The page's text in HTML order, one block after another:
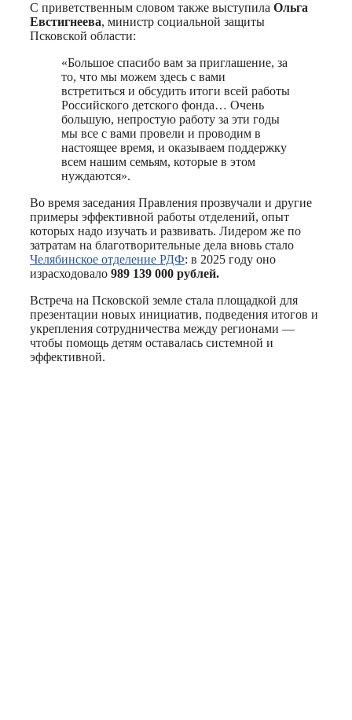
С приветственным словом также выступила Ольга
Евстигнеева, министр социальной защиты
Псковской области:
«Большое спасибо вам за приглашение, за
то, что мы можем здесь с вами
встретиться и обсудить итоги всей работы
Российского детского фонда… Очень
большую, непростую работу за эти годы
мы все с вами провели и проводим в
настоящее время, и оказываем поддержку
всем нашим семьям, которые в этом
нуждаются».
Во время заседания Правления прозвучали и другие
примеры эффективной работы отделений, опыт
которых надо изучать и развивать. Лидером же по
затратам на благотворительные дела вновь стало
Челябинское отделение РДФ: в 2025 году оно
израсходовало 989 139 000 рублей.
Встреча на Псковской земле стала площадкой для
презентации новых инициатив, подведения итогов и
укрепления сотрудничества между регионами —
чтобы помощь детям оставалась системной и
эффективной.